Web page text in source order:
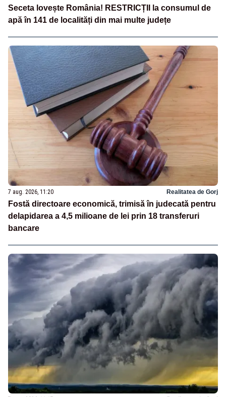
Seceta lovește România! RESTRICȚII la consumul de
apă în 141 de localități din mai multe județe
7 aug. 2026, 11:20 Realitatea de Gorj
Fostă directoare economică, trimisă în judecată pentru
delapidarea a 4,5 milioane de lei prin 18 transferuri
bancare